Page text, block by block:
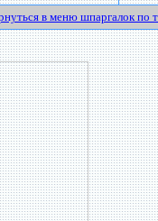
в меню шпаргалок по